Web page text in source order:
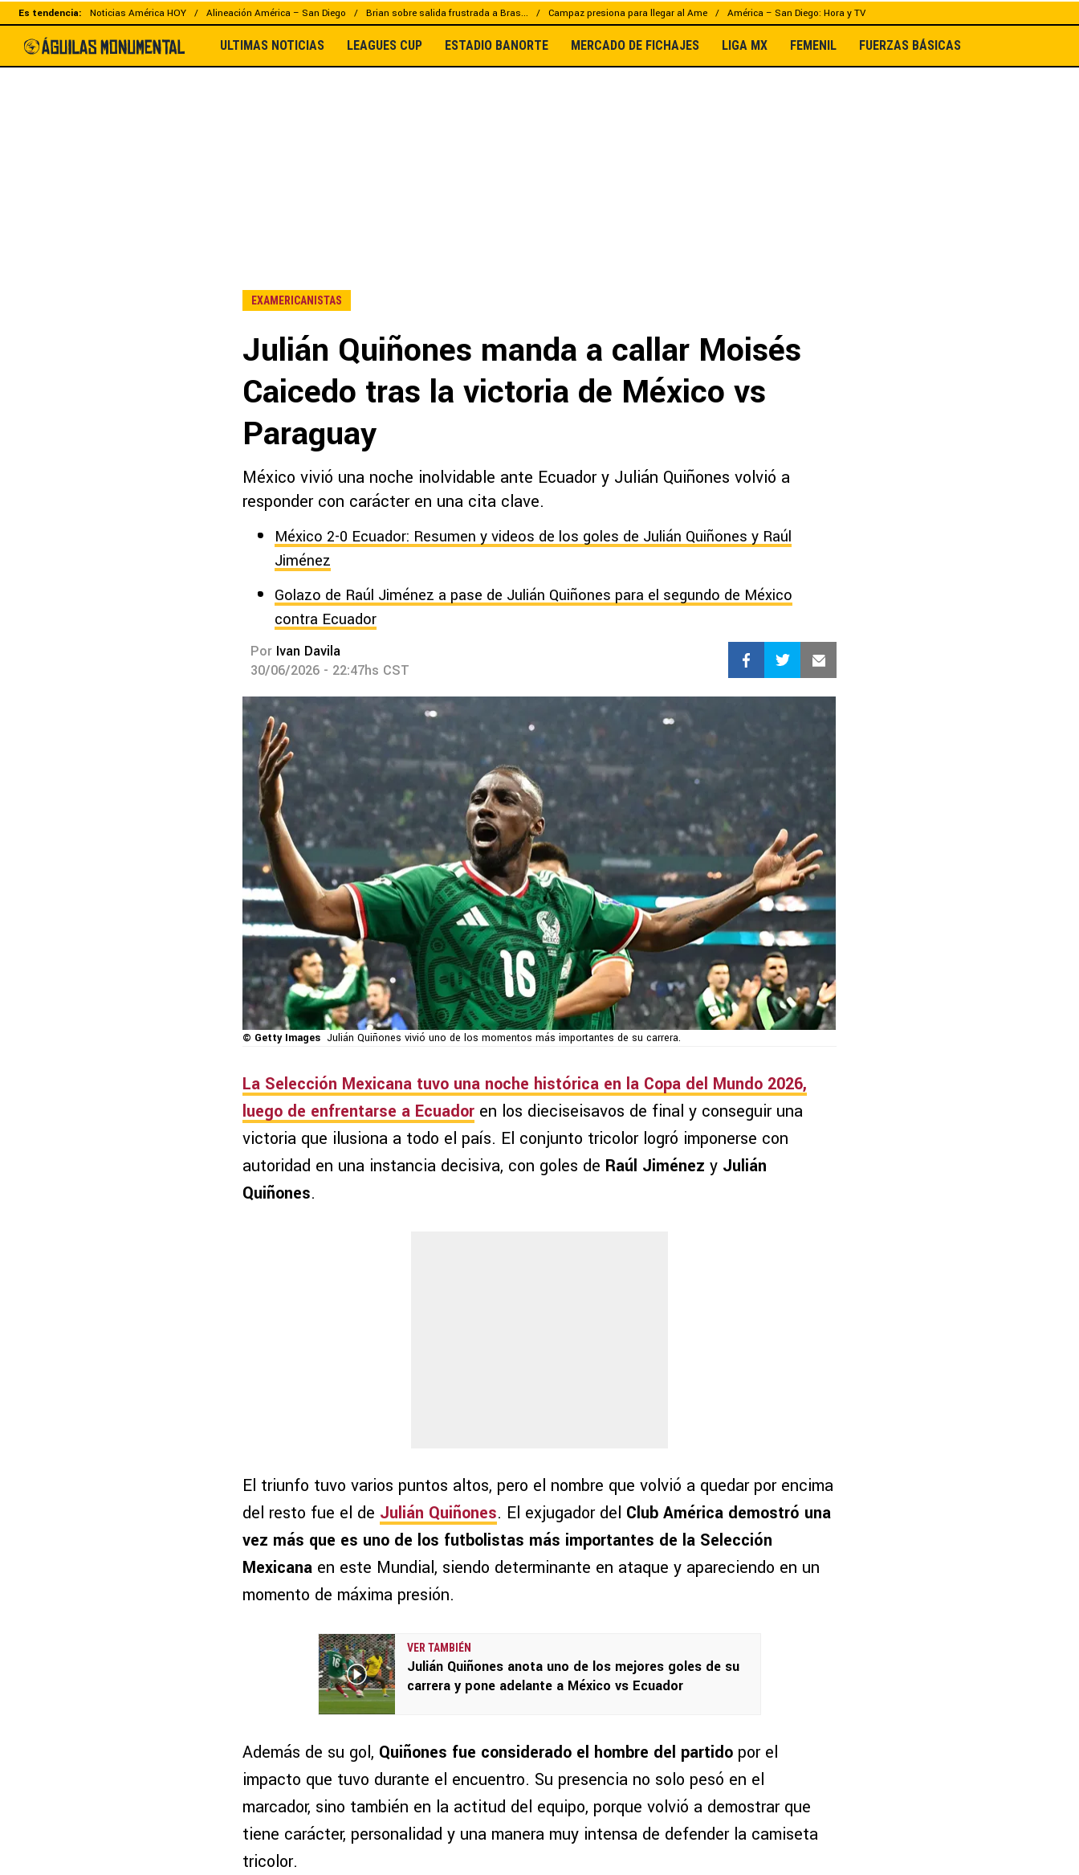
Es tendencia: Noticias América HOY Alineación América – San Diego Brian sobre salida frustrada a Bras... Campaz presiona para llegar al Ame América – San Diego: Hora y TV
ULTIMAS NOTICIAS LEAGUES CUP ESTADIO BANORTE MERCADO DE FICHAJES LIGA MX FEMENIL FUERZAS BÁSICAS
EXAMERICANISTAS
Julián Quiñones manda a callar Moisés
Caicedo tras la victoria de México vs
Paraguay
México vivió una noche inolvidable ante Ecuador y Julián Quiñones volvió a
responder con carácter en una cita clave.
México 2-0 Ecuador: Resumen y videos de los goles de Julián Quiñones y Raúl
Jiménez
Golazo de Raúl Jiménez a pase de Julián Quiñones para el segundo de México
contra Ecuador
Por Ivan Davila
30/06/2026 - 22:47hs CST
© Getty Images Julián Quiñones vivió uno de los momentos más importantes de su carrera.
La Selección Mexicana tuvo una noche histórica en la Copa del Mundo 2026,
luego de enfrentarse a Ecuador en los dieciseisavos de final y conseguir una
victoria que ilusiona a todo el país. El conjunto tricolor logró imponerse con
autoridad en una instancia decisiva, con goles de Raúl Jiménez y Julián
Quiñones.
El triunfo tuvo varios puntos altos, pero el nombre que volvió a quedar por encima
del resto fue el de Julián Quiñones. El exjugador del Club América demostró una
vez más que es uno de los futbolistas más importantes de la Selección
Mexicana en este Mundial, siendo determinante en ataque y apareciendo en un
momento de máxima presión.
VER TAMBIÉN
Julián Quiñones anota uno de los mejores goles de su
carrera y pone adelante a México vs Ecuador
Además de su gol, Quiñones fue considerado el hombre del partido por el
impacto que tuvo durante el encuentro. Su presencia no solo pesó en el
marcador, sino también en la actitud del equipo, porque volvió a demostrar que
tiene carácter, personalidad y una manera muy intensa de defender la camiseta
tricolor.